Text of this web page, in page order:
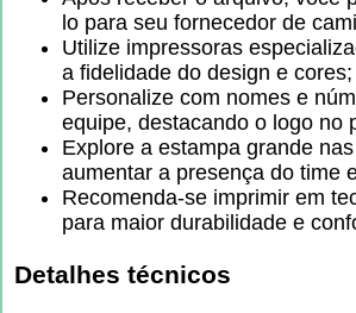
lo para seu fornecedor de
Utilize impressoras
a fidelidade do design e cores;
Personalize com nomes e
equipe, destacando o logo no
Explore a estampa grande
aumentar a presença do time
Recomenda-se imprimir em
para maior durabilidade e
Detalhes técnicos